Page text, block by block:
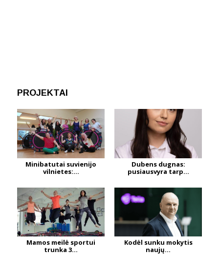
PROJEKTAI
Minibatutai suvienijo
vilnietes:...
Dubens dugnas:
pusiausvyra tarp...
Mamos meilė sportui
trunka 3...
Kodėl sunku mokytis
naujų...